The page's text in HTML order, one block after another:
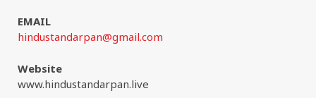
EMAIL
hindustandarpan@gmail.com
Website
www.hindustandarpan.live